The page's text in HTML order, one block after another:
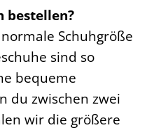
bestellen?
Schuhgröße
sind so
bequeme
du zwischen zwei
wir die größere